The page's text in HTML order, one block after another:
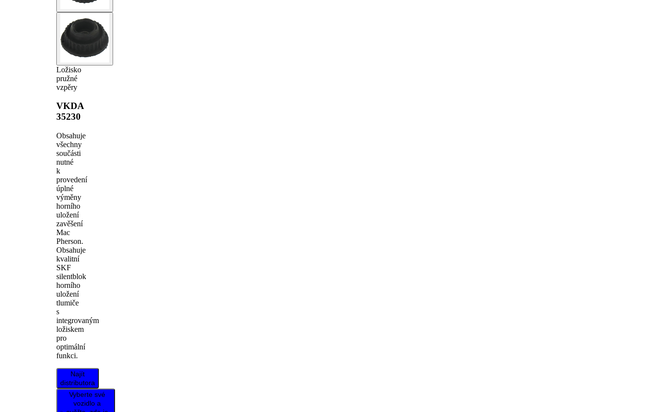
Ložisko
pružné
vzpěry
VKDA
35230
Obsahuje
všechny
součásti
nutné
k
provedení
úplné
výměny
horního
uložení
zavěšení
Mac
Pherson.
Obsahuje
kvalitní
SKF
silentblok
horního
uložení
tlumiče
s
integrovaným
ložiskem
pro
optimální
funkci.
Najít
distributora
Vyberte své
vozidlo a